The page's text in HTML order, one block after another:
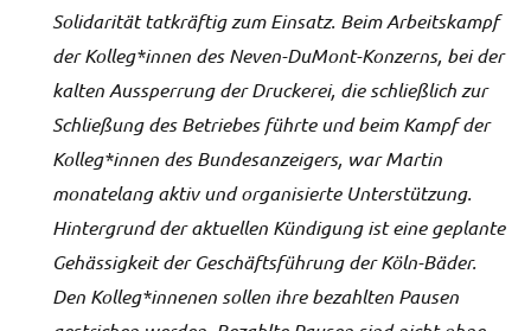
Solidarität tatkräftig zum Einsatz. Beim Arbeitskampf
der Kolleg*innen des Neven-DuMont-Konzerns, bei der
kalten Aussperrung der Druckerei, die schließlich zur
Schließung des Betriebes führte und beim Kampf der
Kolleg*innen des Bundesanzeigers, war Martin
monatelang aktiv und organisierte Unterstützung.
Hintergrund der aktuellen Kündigung ist eine geplante
Gehässigkeit der Geschäftsführung der Köln-Bäder.
Den Kolleg*innenen sollen ihre bezahlten Pausen